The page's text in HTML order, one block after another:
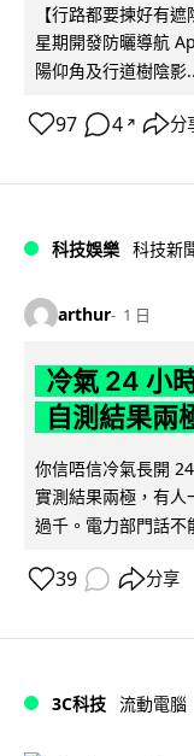
【行路都要揀好有
星期開發防曬導航
陽仰角及行道樹陰影
97 4 ↗ 分
科技娛樂 科技新
arthur 1 日
冷氣 24 小
自測結果兩
你信唔信冷氣長開
實測結果兩極，有人
過千。電力部門話不
39 分享
3C科技 流動電腦